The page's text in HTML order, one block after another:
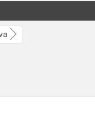
Medici